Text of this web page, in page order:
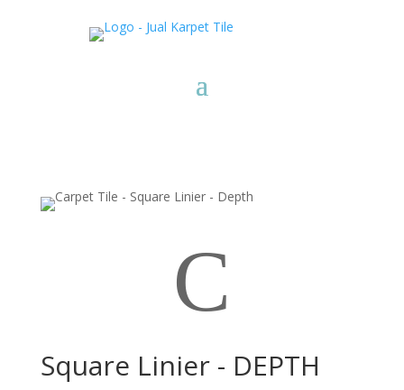
C
Square Linier - DEPTH